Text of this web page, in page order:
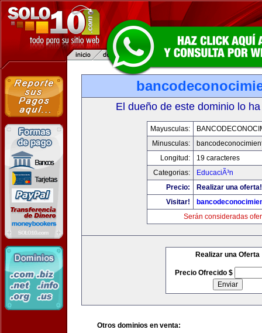
El dueño de este dominio lo
Mayusculas:
Minusculas:
Longitud:
19 caracteres
Categorias:
EducaciÃ³n
Precio:
Realizar una oferta!
Visitar!
Serán consideradas
Realizar una Oferta
Precio Ofrecido $
Otros dominios en venta: